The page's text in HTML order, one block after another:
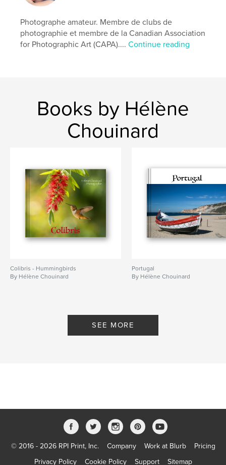
Keywords
photographie , nature , oiseaux ,
Pointe-Pelée
Photographe amateur. Membre de clubs de
photographie et membre de la Canadian Association
for Photographic Art (CAPA)....Continue reading
Books by Hélène
Chouinard
Colibris - Hummingbirds
By Hélène Chouinard
Portugal
By Hélène Chouinard
SEE MORE
© 2016 - 2026 RPI Print, Inc. Company Work at Blurb
Pricing
Privacy Policy
Cookie Policy Support Sitemap